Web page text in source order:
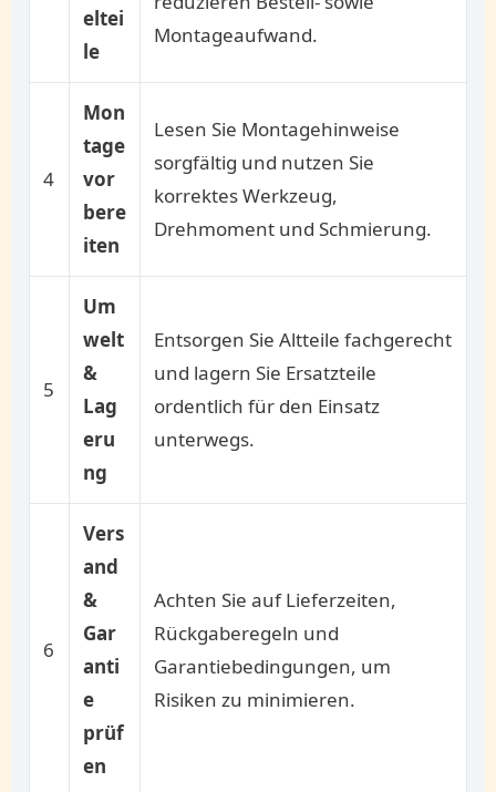
eltei
le
Montageaufwand.
4
Mon
tage
vor
bere
iten
Lesen Sie Montagehinweise
sorgfältig und nutzen Sie
korrektes Werkzeug,
Drehmoment und Schmierung.
5
Um
welt
&
Lag
eru
ng
Entsorgen Sie Altteile fachgerecht
und lagern Sie Ersatzteile
ordentlich für den Einsatz
unterwegs.
6
Vers
and
&
Gar
anti
e
prüf
en
Achten Sie auf Lieferzeiten,
Rückgaberegeln und
Garantiebedingungen, um
Risiken zu minimieren.